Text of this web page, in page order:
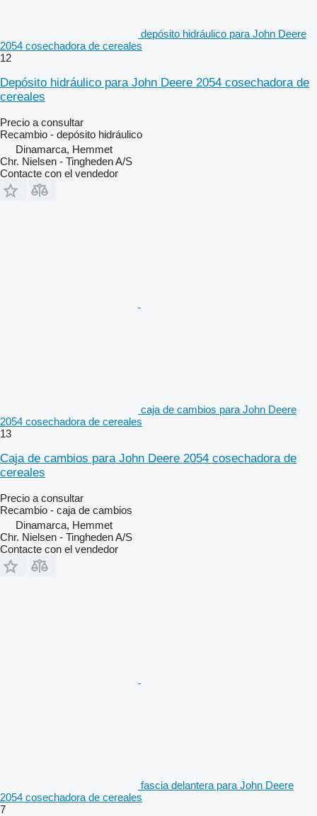
depósito hidráulico para John Deere
2054 cosechadora de cereales
12
Depósito hidráulico para John Deere 2054 cosechadora de
cereales
Precio a consultar
Recambio - depósito hidráulico
Dinamarca, Hemmet
Chr. Nielsen - Tingheden A/S
Contacte con el vendedor
caja de cambios para John Deere
2054 cosechadora de cereales
13
Caja de cambios para John Deere 2054 cosechadora de
cereales
Precio a consultar
Recambio - caja de cambios
Dinamarca, Hemmet
Chr. Nielsen - Tingheden A/S
Contacte con el vendedor
fascia delantera para John Deere
2054 cosechadora de cereales
7